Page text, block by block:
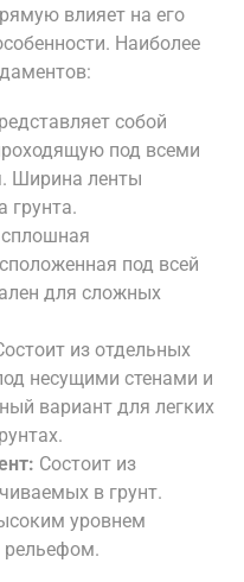
влияет на его
Наиболее
собой
под всеми
Ширина ленты
грунта.
под всей
для сложных
из отдельных
несущими стенами и
вариант для легких
Состоит из
в грунт.
уровнем
рельефом.